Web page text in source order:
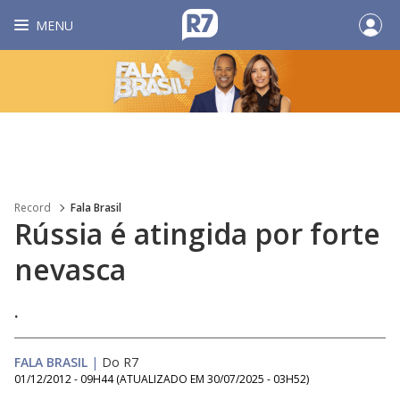
MENU
Record Fala Brasil
Rússia é atingida por forte
nevasca
.
FALA BRASIL | Do R7
01/12/2012 - 09H44 (ATUALIZADO EM 30/07/2025 - 03H52)